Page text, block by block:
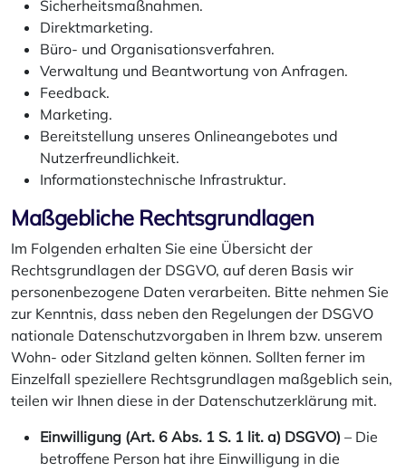
Sicherheitsmaßnahmen.
Direktmarketing.
Büro- und Organisationsverfahren.
Verwaltung und Beantwortung von Anfragen.
Feedback.
Marketing.
Bereitstellung unseres Onlineangebotes und
Nutzerfreundlichkeit.
Informationstechnische Infrastruktur.
Maßgebliche Rechtsgrundlagen
Im Folgenden erhalten Sie eine Übersicht der
Rechtsgrundlagen der DSGVO, auf deren Basis wir
personenbezogene Daten verarbeiten. Bitte nehmen Sie
zur Kenntnis, dass neben den Regelungen der DSGVO
nationale Datenschutzvorgaben in Ihrem bzw. unserem
Wohn- oder Sitzland gelten können. Sollten ferner im
Einzelfall speziellere Rechtsgrundlagen maßgeblich sein,
teilen wir Ihnen diese in der Datenschutzerklärung mit.
Einwilligung (Art. 6 Abs. 1 S. 1 lit. a) DSGVO) – Die
betroffene Person hat ihre Einwilligung in die